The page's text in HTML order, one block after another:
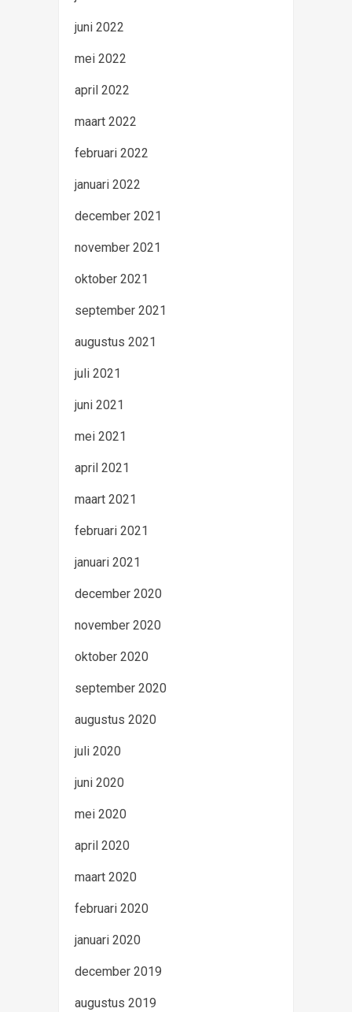
juni 2022
mei 2022
april 2022
maart 2022
februari 2022
januari 2022
december 2021
november 2021
oktober 2021
september 2021
augustus 2021
juli 2021
juni 2021
mei 2021
april 2021
maart 2021
februari 2021
januari 2021
december 2020
november 2020
oktober 2020
september 2020
augustus 2020
juli 2020
juni 2020
mei 2020
april 2020
maart 2020
februari 2020
januari 2020
december 2019
augustus 2019